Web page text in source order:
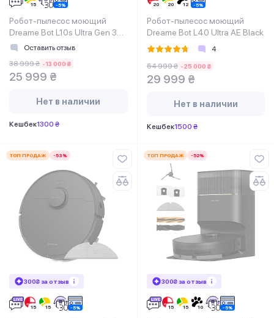
Робот-пылесос моющий
Dreame Bot L10s Ultra Gen 3
WhiteОставить отзыв
38 999 ₴ -13 000 ₴
25 999 ₴
Нет в наличии
Кешбек1300 ₴
Робот-пылесос моющий
Dreame Bot L40 Ultra AE Black
4
54 999 ₴ -25 000 ₴
29 999 ₴
Нет в наличии
Кешбек1500 ₴
ТОП ПРОДАЖ -53%
300₴ за отзыв
ТОП ПРОДАЖ -52%
300₴ за отзыв